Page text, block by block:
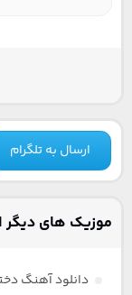
ارسال به تلگرام
موزیک های
دانلود آهنگ